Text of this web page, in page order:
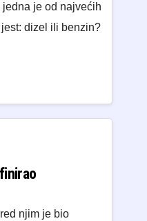
je od najvećih
dizel ili benzin?
njim je bio